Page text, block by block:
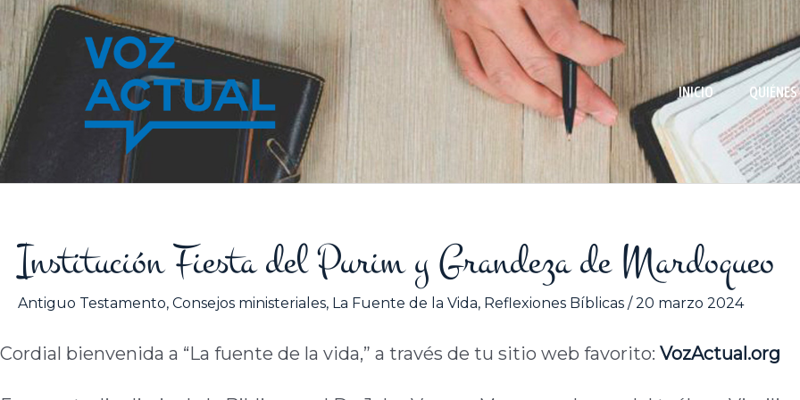
contenido
INICIO
Institución Fiesta del Purim y Grandeza de Mardoqueo
Antiguo Testamento, Consejos ministeriales, La Fuente de la Vida, Reflexiones Bíblicas /20 marzo 2024
Cordial bienvenida a “La fuente de la vida,” a través de tu sitio web favorito: VozActual.org